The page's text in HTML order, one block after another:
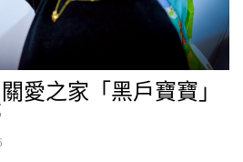
愛之家「黑戶寶寶」